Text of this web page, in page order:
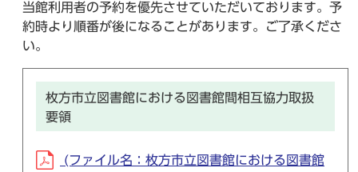
当館利用者の予約を優先させていただいております。予
約時より順番が後になることがあります。ご了承くださ
い。
枚方市立図書館における図書館間相互協力取扱
要領
(ファイル名：枚方市立図書館における図書館